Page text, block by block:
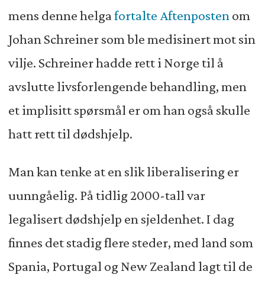
mens denne helgafortalte Aftenposten om
Johan Schreiner som ble medisinert mot sin
vilje. Schreiner hadde rett i Norge til å
avslutte livsforlengende behandling, men
et implisitt spørsmål er om han også skulle
hatt rett til dødshjelp.
Man kan tenke at en slik liberalisering er
uunngåelig. På tidlig 2000-tall var
legalisert dødshjelp en sjeldenhet. I dag
finnes det stadig flere steder, med land som
Spania, Portugal og New Zealand lagt til de